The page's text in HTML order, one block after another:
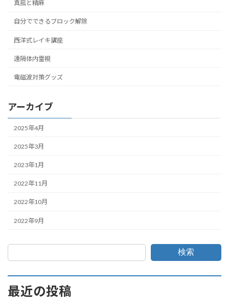
真菰と精麻
自分でできるブロック解除
西洋式レイキ講座
遠隔体内霊視
電磁波対策グッズ
アーカイブ
2025年4月
2025年3月
2023年1月
2022年11月
2022年10月
2022年9月
検索
最近の投稿